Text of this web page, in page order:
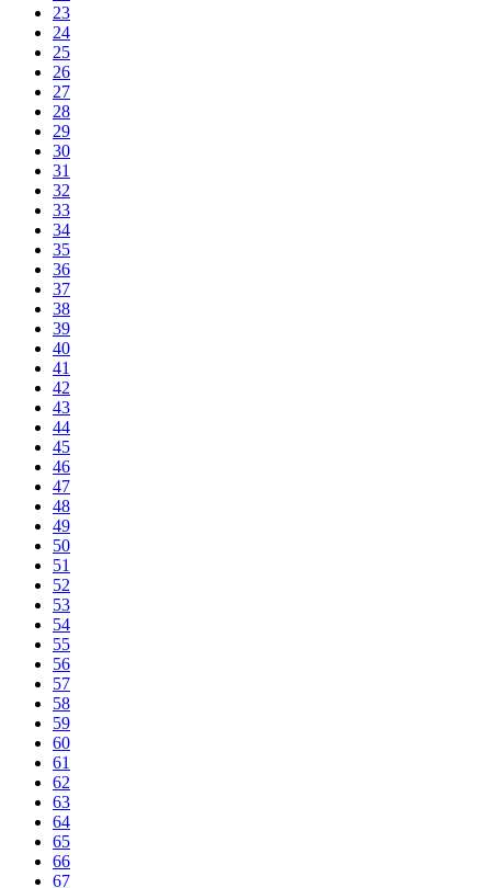
23
24
25
26
27
28
29
30
31
32
33
34
35
36
37
38
39
40
41
42
43
44
45
46
47
48
49
50
51
52
53
54
55
56
57
58
59
60
61
62
63
64
65
66
67